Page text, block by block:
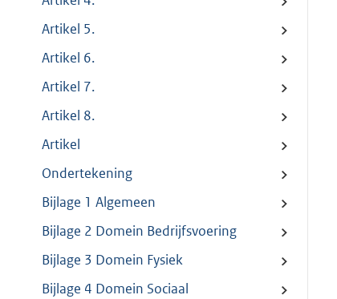
Artikel 5.
Artikel 6.
Artikel 7.
Artikel 8.
Artikel
Ondertekening
Bijlage 1 Algemeen
Bijlage 2 Domein Bedrijfsvoering
Bijlage 3 Domein Fysiek
Bijlage 4 Domein Sociaal